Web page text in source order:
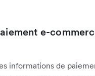
e-
informations de